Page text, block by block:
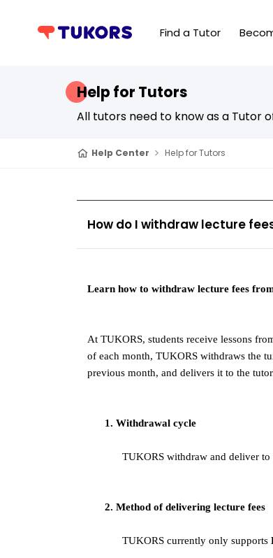
Find a Tutor
Help for Tutors
All tutors need to know as a Tutor of
Help Center Help for Tutors
How do I withdraw lecture fees?
Learn how to withdraw lecture fees
At TUKORS, students receive lessons
of each month, TUKORS withdraws the
previous month, and delivers it to the
1. Withdrawal cycle
TUKORS withdraw and deliver
2. Method of delivering lecture fees
TUKORS currently only supports